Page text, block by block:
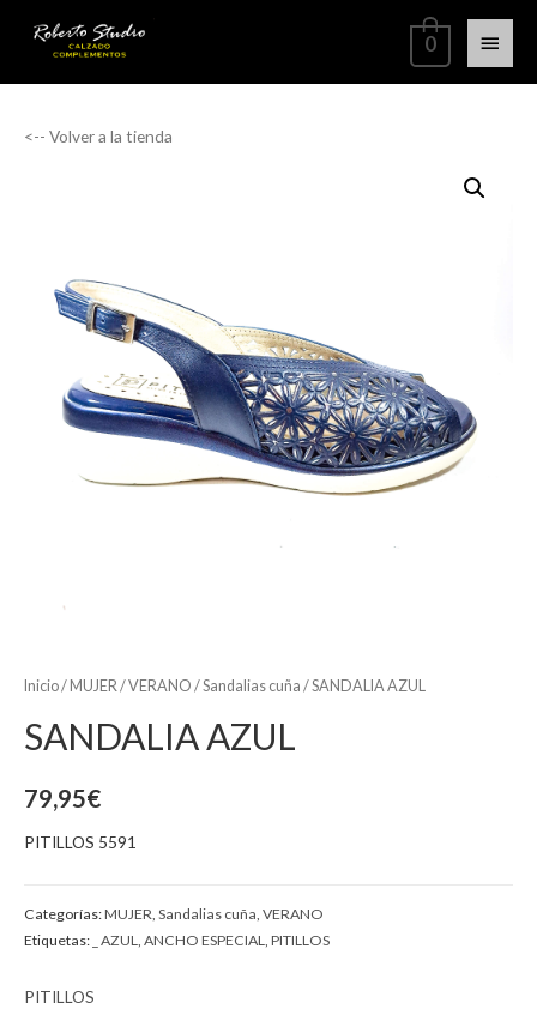
0
<-- Volver a la tienda
Inicio/ MUJER /VERANO /Sandalias cuña / SANDALIA AZUL
SANDALIA AZUL
79,95€
PITILLOS 5591
Categorías:MUJER Sandalias cuña VERANO
Etiquetas: _ AZUL ANCHO ESPECIAL PITILLOS
PITILLOS